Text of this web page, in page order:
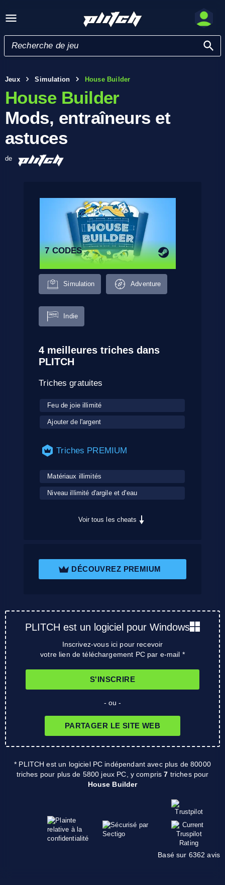
Jeux Simulation House Builder
House Builder
Mods, entraîneurs et
astuces
de
7 CODES
Simulation Adventure
Indie
4 meilleures triches dans
PLITCH
Triches gratuites
Feu de joie illimité
Ajouter de l'argent
Triches PREMIUM
Matériaux illimités
Niveau illimité d'argile et d'eau
Voir tous les cheats
DÉCOUVREZ PREMIUM
PLITCH est un logiciel pour Windows
Inscrivez-vous ici pour recevoir
votre lien de téléchargement PC par e-mail *
S'INSCRIRE
- ou -
PARTAGER LE SITE WEB
* PLITCH est un logiciel PC indépendant avec plus de 80000
triches pour plus de 5800 jeux PC, y compris7 triches pour
House Builder
Basé sur 6362 avis